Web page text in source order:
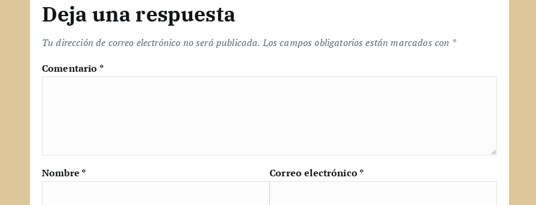
Deja una respuesta
Tu dirección de correo electrónico no será publicada. Los campos obligatorios están marcados con *
Comentario *
Nombre * Correo electrónico *